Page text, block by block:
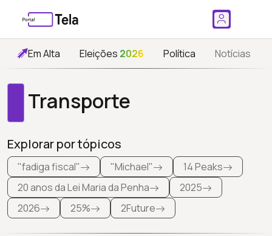
Em Alta Eleições 2026 Política Notícias
Transporte
Explorar por tópicos
"fadiga fiscal" "Michael"
14 Peaks
20 anos da Lei Maria da Penha
2025
2026
25% 2Future